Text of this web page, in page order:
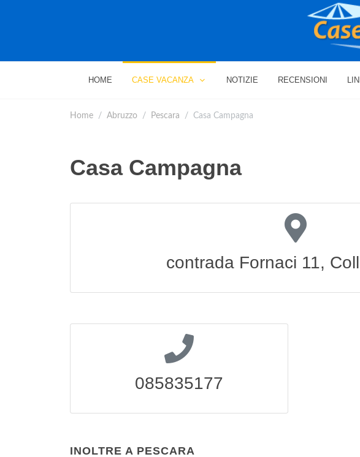
HOME CASE VACANZA NOTIZIE RECENSIONI
Home Abruzzo Pescara Casa Campagna
Casa Campagna
contrada Fornaci 11,
085835177
INOLTRE A PESCARA